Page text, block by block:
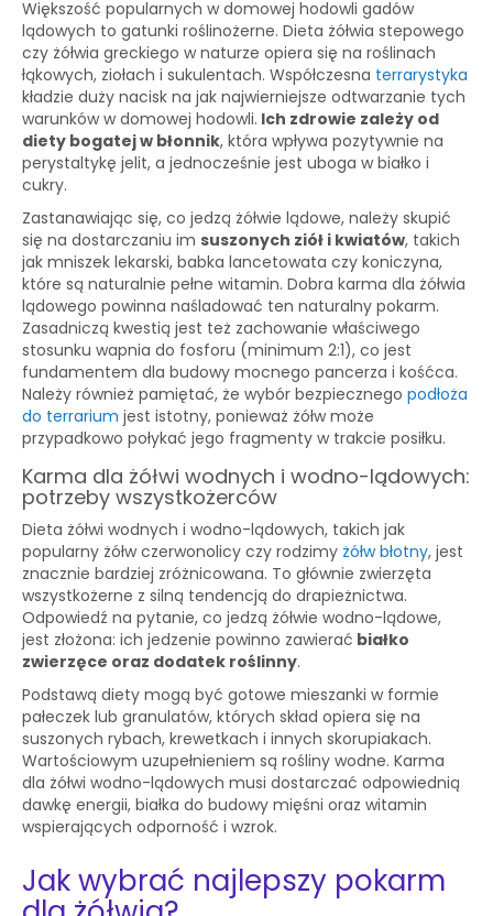
Większość popularnych w domowej hodowli gadów
lądowych to gatunki roślinożerne. Dieta żółwia stepowego
czy żółwia greckiego w naturze opiera się na roślinach
łąkowych, ziołach i sukulentach. Współczesna terrarystyka
kładzie duży nacisk na jak najwierniejsze odtwarzanie tych
warunków w domowej hodowli. Ich zdrowie zależy od
diety bogatej w błonnik, która wpływa pozytywnie na
perystaltykę jelit, a jednocześnie jest uboga w białko i
cukry.
Zastanawiając się, co jedzą żółwie lądowe, należy skupić
się na dostarczaniu im suszonych ziół i kwiatów, takich
jak mniszek lekarski, babka lancetowata czy koniczyna,
które są naturalnie pełne witamin. Dobra karma dla żółwia
lądowego powinna naśladować ten naturalny pokarm.
Zasadniczą kwestią jest też zachowanie właściwego
stosunku wapnia do fosforu (minimum 2:1), co jest
fundamentem dla budowy mocnego pancerza i kośćca.
Należy również pamiętać, że wybór bezpiecznego podłoża
do terrarium jest istotny, ponieważ żółw może
przypadkowo połykać jego fragmenty w trakcie posiłku.
Karma dla żółwi wodnych i wodno-lądowych:
potrzeby wszystkożerców
Dieta żółwi wodnych i wodno-lądowych, takich jak
popularny żółw czerwonolicy czy rodzimy żółw błotny, jest
znacznie bardziej zróżnicowana. To głównie zwierzęta
wszystkożerne z silną tendencją do drapieżnictwa.
Odpowiedź na pytanie, co jedzą żółwie wodno-lądowe,
jest złożona: ich jedzenie powinno zawierać białko
zwierzęce oraz dodatek roślinny.
Podstawą diety mogą być gotowe mieszanki w formie
pałeczek lub granulatów, których skład opiera się na
suszonych rybach, krewetkach i innych skorupiakach.
Wartościowym uzupełnieniem są rośliny wodne. Karma
dla żółwi wodno-lądowych musi dostarczać odpowiednią
dawkę energii, białka do budowy mięśni oraz witamin
wspierających odporność i wzrok.
Jak wybrać najlepszy pokarm